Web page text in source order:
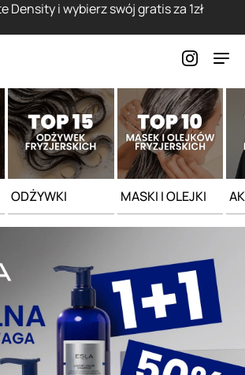
Density i wybierz swój gratis za 1zł
ODŻYWKI MASKI I OLEJKI
Salon